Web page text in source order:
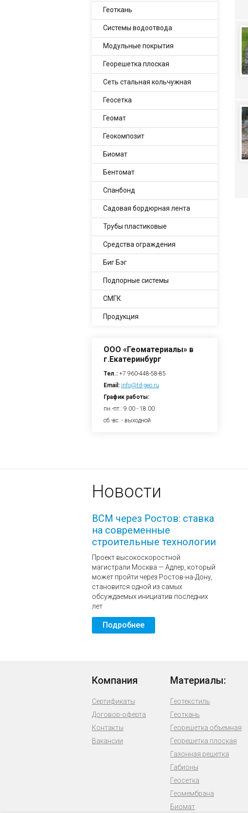
Геоткань
Системы водоотвода
Модульные покрытия
Георешетка плоская
Сеть стальная кольчужная
Геосетка
Геомат
Геокомпозит
Биомат
Бентомат
Спанбонд
Садовая бордюрная лента
Трубы пластиковые
Средства ограждения
Биг Бэг
Подпорные системы
СМГК
Продукция
ООО «Геоматериалы» в
г.Екатеринбург
Тел.: +7 960-448-58-85
Email: info@td-geo.ru
График работы:
пн.-пт.: 9.00 - 18.00
сб.-вс. - выходной
Новости
ВСМ через Ростов: ставка
на современные
строительные технологии
Проект высокоскоростной
магистрали Москва — Адлер, который
может пройти через Ростов-на-Дону,
становится одной из самых
обсуждаемых инициатив последних
лет
Подробнее
Компания
Сертификаты
Договор-оферта
Контакты
Вакансии
Материалы:
Геотекстиль
Геоткань
Георешетка объемная
Георешетка плоская
Газонная решетка
Габионы
Геосетка
Геомембрана
Биомат